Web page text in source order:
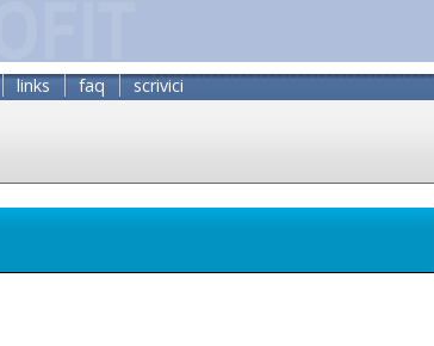
links faq scrivici